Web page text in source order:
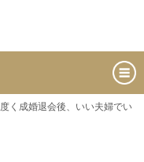
く成婚退会後、いい夫婦でい